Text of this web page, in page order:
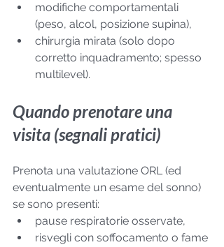
modifiche comportamentali
(peso, alcol, posizione supina),
chirurgia mirata (solo dopo
corretto inquadramento; spesso
multilevel).
Quando prenotare una
visita (segnali pratici)
Prenota una valutazione ORL (ed
eventualmente un esame del sonno)
se sono presenti:
pause respiratorie osservate,
risvegli con soffocamento o fame